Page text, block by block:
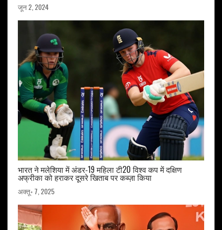
जून 2, 2024
भारत ने मलेशिया में अंडर‑19 महिला टी20 विश्व कप में दक्षिण
अफ्रीका को हराकर दूसरे खिताब पर कब्ज़ा किया
अक्तू॰ 7, 2025